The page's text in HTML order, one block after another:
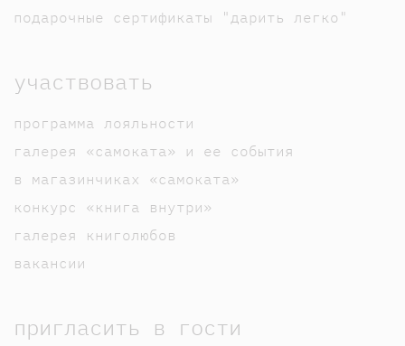
подарочные сертификаты "дарить легко"
участвовать
программа лояльности
галерея «самоката» и ее события
в магазинчиках «самоката»
конкурс «книга внутри»
галерея книголюбов
вакансии
пригласить в гости